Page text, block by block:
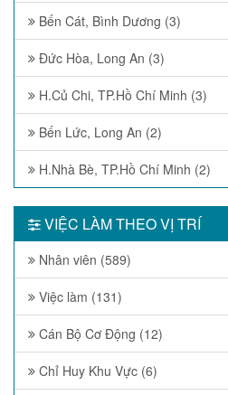
Bến Cát, Bình Dương (3)
Đức Hòa, Long An (3)
H.Củ Chi, TP.Hồ Chí Minh (3)
Bến Lức, Long An (2)
H.Nhà Bè, TP.Hồ Chí Minh (2)
VIỆC LÀM THEO VỊ TRÍ
Nhân viên (589)
Việc làm (131)
Cán Bộ Cơ Động (12)
Chỉ Huy Khu Vực (6)